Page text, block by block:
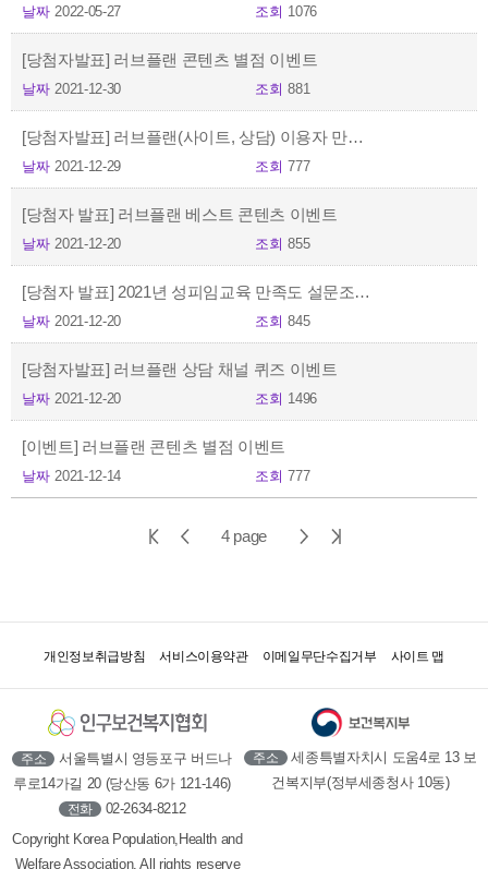
날짜 2022-05-27 조회 1076
[당첨자발표] 러브플랜 콘텐츠 별점 이벤트
날짜 2021-12-30 조회 881
[당첨자발표] 러브플랜(사이트, 상담) 이용자 만족도 설문조사
날짜 2021-12-29 조회 777
[당첨자 발표] 러브플랜 베스트 콘텐츠 이벤트
날짜 2021-12-20 조회 855
[당첨자 발표] 2021년 성피임교육 만족도 설문조사 이벤트
날짜 2021-12-20 조회 845
[당첨자발표] 러브플랜 상담 채널 퀴즈 이벤트
날짜 2021-12-20 조회 1496
[이벤트] 러브플랜 콘텐츠 별점 이벤트
날짜 2021-12-14 조회 777
첫
이
지
4 page
다
지
마
이
개인정보취급방침 서비스이용약관 이메일무단수집거부 사이트 맵
주소
서울특별시 영등포구 버드나
루로14가길 20 (당산동 6가 121-146)
전화 02-2634-8212
Copyright Korea Population,Health and
Welfare Association. All rights reserve
주소
세종특별자치시 도움4로 13 보
건복지부(정부세종청사 10동)